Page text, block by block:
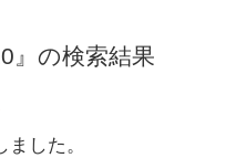
』の検索結果
した。